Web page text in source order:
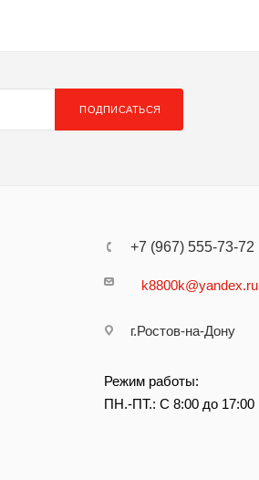
ПОДПИСАТЬСЯ
+7 (967) 555-73-72
k8800k@yandex.ru
г.Ростов-на-Дону
Режим работы:
ПН.-ПТ.: С 8:00 до 17:00